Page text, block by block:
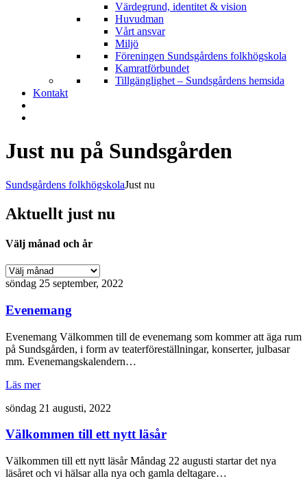
Värdegrund, identitet & vision
Huvudman
Vårt ansvar
Miljö
Föreningen Sundsgårdens folkhögskola
Kamratförbundet
Tillgänglighet – Sundsgårdens hemsida
Kontakt
Just nu på Sundsgården
Sundsgårdens folkhögskolaJust nu
Aktuellt just nu
Välj månad och år
söndag 25 september, 2022
Evenemang
Evenemang Välkommen till de evenemang som kommer att äga rum
på Sundsgården, i form av teaterföreställningar, konserter, julbasar
mm. Evenemangskalendern…
Läs mer
söndag 21 augusti, 2022
Välkommen till ett nytt läsår
Välkommen till ett nytt läsår Måndag 22 augusti startar det nya
läsåret och vi hälsar alla nya och gamla deltagare…